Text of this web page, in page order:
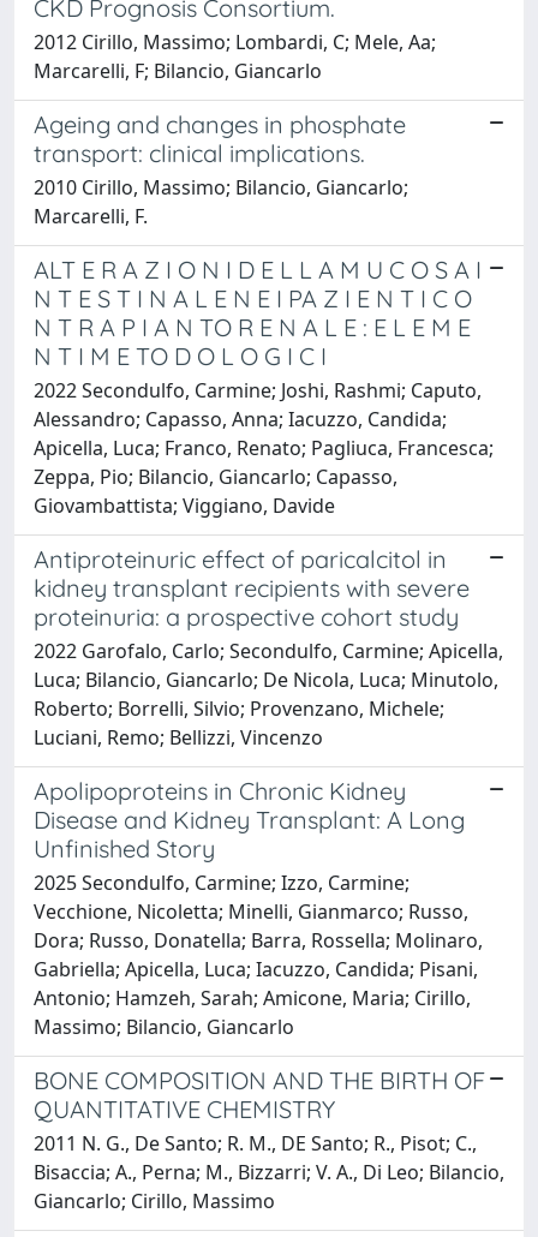
CKD Prognosis Consortium.
2012 Cirillo, Massimo; Lombardi, C; Mele, Aa;
Marcarelli, F; Bilancio, Giancarlo
Ageing and changes in phosphate
transport: clinical implications.
2010 Cirillo, Massimo; Bilancio, Giancarlo;
Marcarelli, F.
ALT E R A Z I O N I D E L L A M U C O S A I
N T E S T I N A L E N E I PA Z I E N T I C O
N T R A P I A N TO R E N A L E : E L E M E
N T I M E TO D O L O G I C I
2022 Secondulfo, Carmine; Joshi, Rashmi; Caputo,
Alessandro; Capasso, Anna; Iacuzzo, Candida;
Apicella, Luca; Franco, Renato; Pagliuca, Francesca;
Zeppa, Pio; Bilancio, Giancarlo; Capasso,
Giovambattista; Viggiano, Davide
Antiproteinuric effect of paricalcitol in
kidney transplant recipients with severe
proteinuria: a prospective cohort study
2022 Garofalo, Carlo; Secondulfo, Carmine; Apicella,
Luca; Bilancio, Giancarlo; De Nicola, Luca; Minutolo,
Roberto; Borrelli, Silvio; Provenzano, Michele;
Luciani, Remo; Bellizzi, Vincenzo
Apolipoproteins in Chronic Kidney
Disease and Kidney Transplant: A Long
Unfinished Story
2025 Secondulfo, Carmine; Izzo, Carmine;
Vecchione, Nicoletta; Minelli, Gianmarco; Russo,
Dora; Russo, Donatella; Barra, Rossella; Molinaro,
Gabriella; Apicella, Luca; Iacuzzo, Candida; Pisani,
Antonio; Hamzeh, Sarah; Amicone, Maria; Cirillo,
Massimo; Bilancio, Giancarlo
BONE COMPOSITION AND THE BIRTH OF
QUANTITATIVE CHEMISTRY
2011 N. G., De Santo; R. M., DE Santo; R., Pisot; C.,
Bisaccia; A., Perna; M., Bizzarri; V. A., Di Leo; Bilancio,
Giancarlo; Cirillo, Massimo